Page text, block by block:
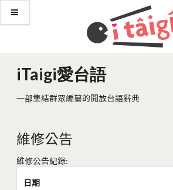
iTaigi愛台語
一部集結群眾編纂的開放台語辭典
維修公告
維修公告紀錄:
日期